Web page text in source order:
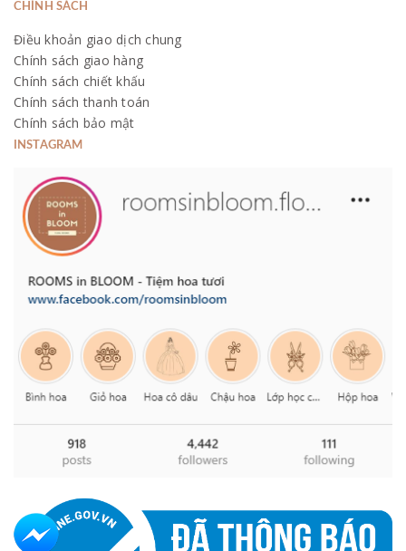
CHÍNH SÁCH
Điều khoản giao dịch chung
Chính sách giao hàng
Chính sách chiết khấu
Chính sách thanh toán
Chính sách bảo mật
INSTAGRAM